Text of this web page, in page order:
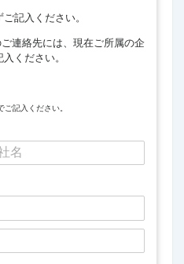
記入ください。
連絡先には、現在ご所属の企
ください。
記入ください。